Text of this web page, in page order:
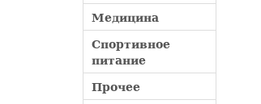
Медицина
Спортивное
питание
Прочее